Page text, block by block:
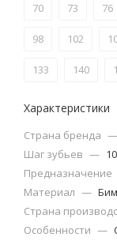
70 73 76
98 102
133 140
Характеристики
Страна бренда —
Шаг зубьев —
Предназначение
Материал —
Страна
Особенности —